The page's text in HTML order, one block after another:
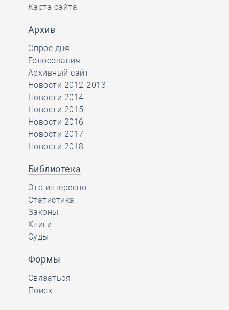
Карта сайта
Архив
Опрос дня
Голосования
Архивный сайт
Новости 2012-2013
Новости 2014
Новости 2015
Новости 2016
Новости 2017
Новости 2018
Библиотека
Это интересно
Статистика
Законы
Книги
Суды
Формы
Связаться
Поиск